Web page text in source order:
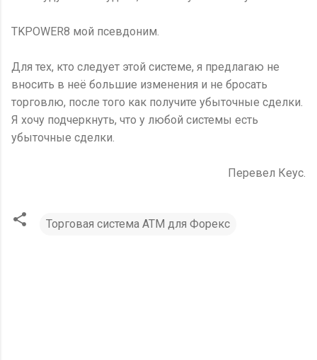
TKPOWER8 мой псевдоним.
Для тех, кто следует этой системе, я предлагаю не
вносить в неё большие изменения и не бросать
торговлю, после того как получите убыточные сделки.
Я хочу подчеркнуть, что у любой системы есть
убыточные сделки.
Перевел Кеус.
Торговая система ATM для Форекс